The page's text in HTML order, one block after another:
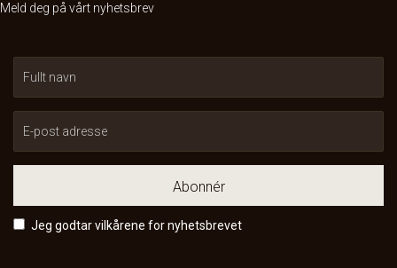
Meld deg på vårt nyhetsbrev
Abonnér
Jeg godtar vilkårene for nyhetsbrevet